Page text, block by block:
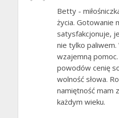
Betty -
życia. Gotowanie
satysfakcjonuje,
nie tylko
wzajemną
powodów cenię
wolność słowa.
namiętność mam
każdym wieku.